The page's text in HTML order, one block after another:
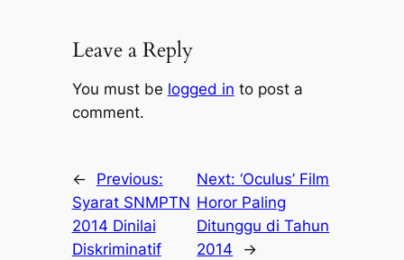
Leave a Reply
You must be logged in to post a
comment.
←
Previous:
Syarat SNMPTN
2014 Dinilai
Diskriminatif
Next:‘Oculus’ Film
Horor Paling
Ditunggu di Tahun
2014
→